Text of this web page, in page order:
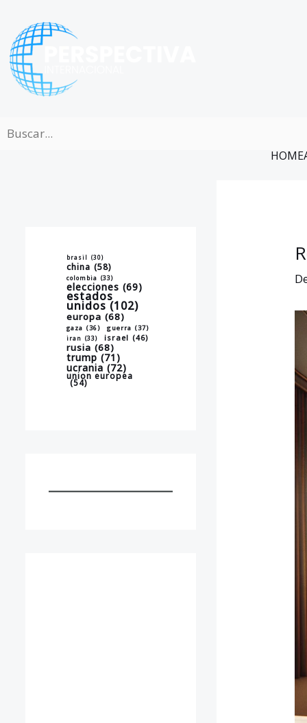
contenido
HOME
brasil (30)
china (58)
colombia (33)
elecciones (69)
estados
unidos (102)
europa (68)
gaza (36) guerra (37)
iran (33) israel (46)
rusia (68)
trump (71)
ucrania (72)
union europea
(54)